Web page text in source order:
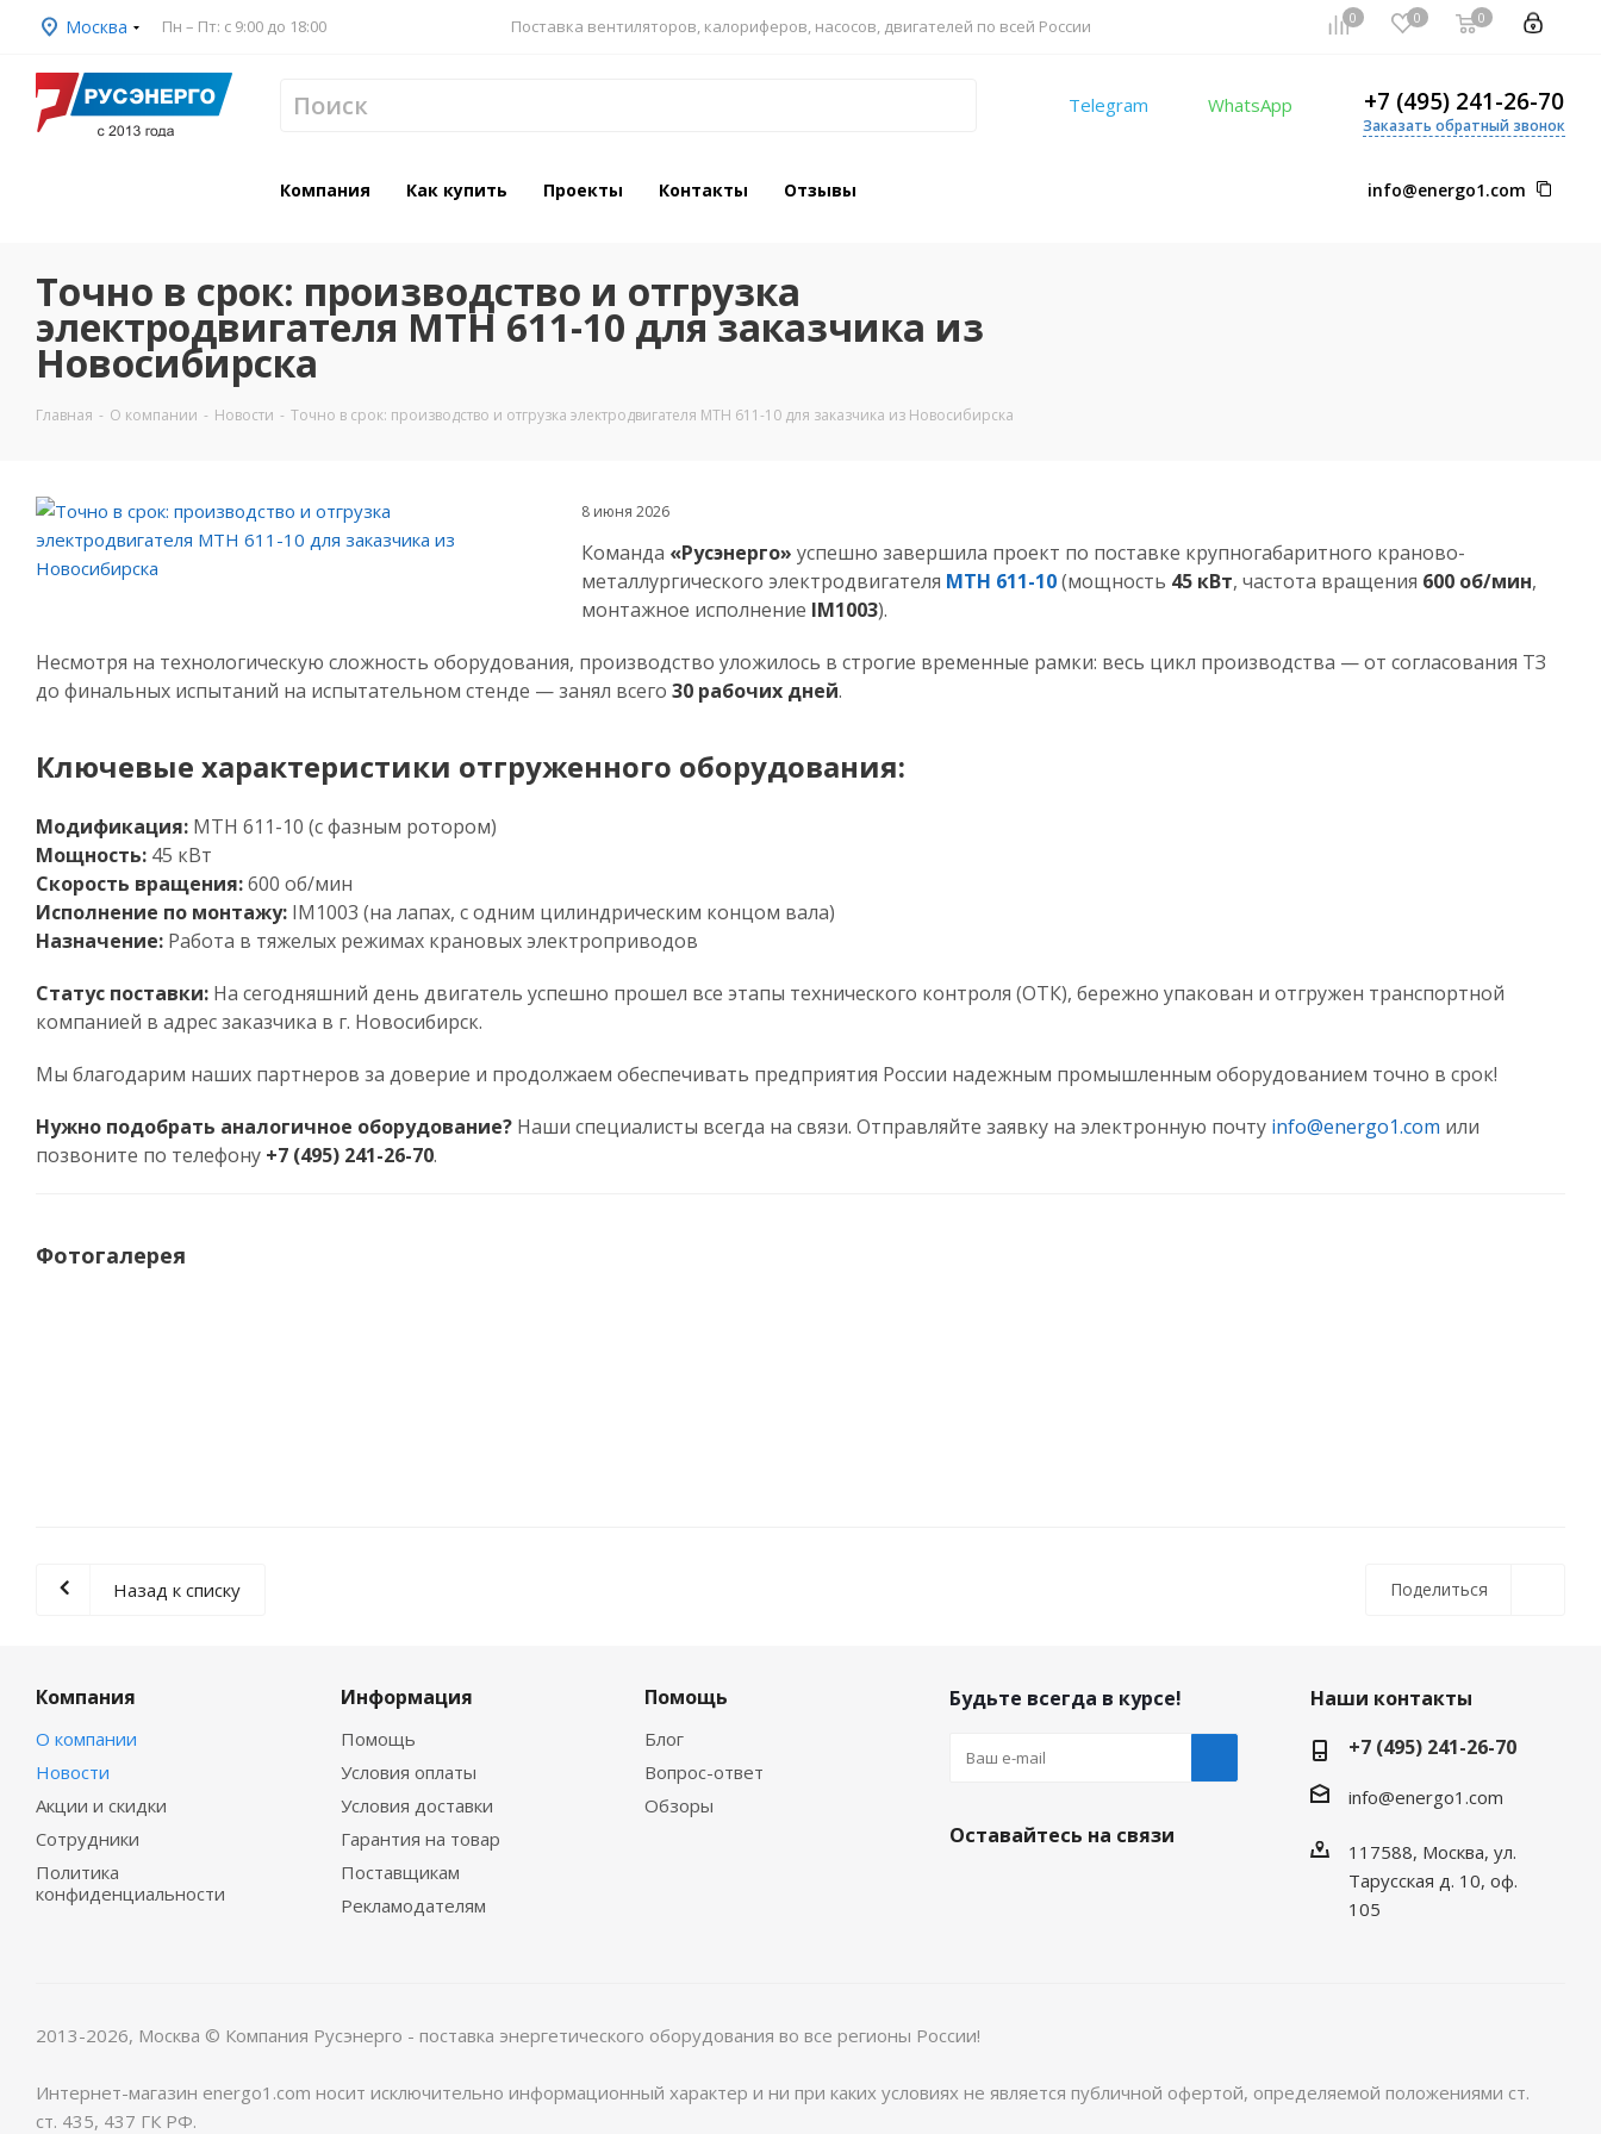
Москва Пн – Пт: с 9:00 до 18:00 Поставка вентиляторов, калориферов, насосов, двигателей по всей России 0 0 0
Telegram WhatsApp +7 (495) 241-26-70
Заказать обратный звонок
Компания Как купить Проекты Контакты Отзывы info@energo1.com
Точно в срок: производство и отгрузка
электродвигателя МТН 611-10 для заказчика из
Новосибирска
Главная - О компании - Новости - Точно в срок: производство и отгрузка электродвигателя МТН 611-10 для заказчика из Новосибирска
8 июня 2026
Команда «Русэнерго» успешно завершила проект по поставке крупногабаритного краново-
металлургического электродвигателя МТН 611-10(мощность 45 кВт, частота вращения 600 об/мин,
монтажное исполнение IM1003).
Несмотря на технологическую сложность оборудования, производство уложилось в строгие временные рамки: весь цикл производства — от согласования ТЗ
до финальных испытаний на испытательном стенде — занял всего 30 рабочих дней.
Ключевые характеристики отгруженного оборудования:
Модификация: МТН 611-10 (с фазным ротором)
Мощность: 45 кВт
Скорость вращения:600 об/мин
Исполнение по монтажу: IM1003 (на лапах, с одним цилиндрическим концом вала)
Назначение: Работа в тяжелых режимах крановых электроприводов
Статус поставки: На сегодняшний день двигатель успешно прошел все этапы технического контроля (ОТК), бережно упакован и отгружен транспортной
компанией в адрес заказчика в г. Новосибирск.
Мы благодарим наших партнеров за доверие и продолжаем обеспечивать предприятия России надежным промышленным оборудованием точно в срок!
Нужно подобрать аналогичное оборудование? Наши специалисты всегда на связи. Отправляйте заявку на электронную почту info@energo1.com или
позвоните по телефону +7 (495) 241-26-70.
Фотогалерея
Поделиться
Назад к списку
Компания
О компании
Новости
Акции и скидки
Сотрудники
Политика
конфиденциальности
Информация
Помощь
Условия оплаты
Условия доставки
Гарантия на товар
Поставщикам
Рекламодателям
Помощь
Блог
Вопрос-ответ
Обзоры
Будьте всегда в курсе!
Оставайтесь на связи
Наши контакты
+7 (495) 241-26-70
info@energo1.com
117588, Москва, ул.
Тарусская д. 10, оф.
105
2013-2026, Москва © Компания Русэнерго - поставка энергетического оборудования во все регионы России!
Интернет-магазин energo1.com носит исключительно информационный характер и ни при каких условиях не является публичной офертой, определяемой положениями ст.
ст. 435, 437 ГК РФ.